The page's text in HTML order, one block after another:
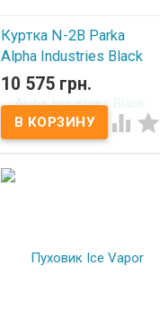
Куртка N-2B Parka
Alpha Industries Black
В наличии
10 575 грн.
 